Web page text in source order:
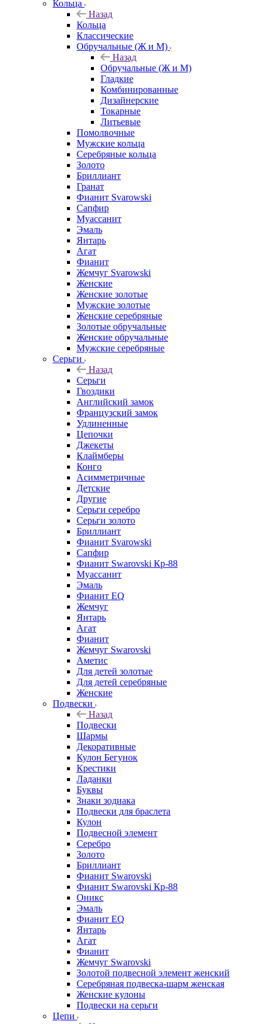
Кольца
Назад
Кольца
Классические
Обручальные (Ж и М)
Назад
Обручальные (Ж и М)
Гладкие
Комбинированные
Дизайнерские
Токарные
Литьевые
Помолвочные
Мужские кольца
Серебряные кольца
Золото
Бриллиант
Гранат
Фианит Svarowski
Сапфир
Муассанит
Эмаль
Янтарь
Агат
Фианит
Жемчуг Svarowski
Женские
Женские золотые
Мужские золотые
Женские серебряные
Золотые обручальные
Женские обручальные
Мужские серебряные
Серьги
Назад
Серьги
Гвоздики
Английский замок
Французский замок
Удлиненные
Цепочки
Джекеты
Клаймберы
Конго
Асимметричные
Детские
Другие
Серьги серебро
Серьги золото
Бриллиант
Фианит Svarowski
Сапфир
Фианит Swarovski Кр-88
Муассанит
Эмаль
Фианит EQ
Жемчуг
Янтарь
Агат
Фианит
Жемчуг Swarovski
Аметис
Для детей золотые
Для детей серебряные
Женские
Подвески
Назад
Подвески
Шармы
Декоративные
Кулон Бегунок
Крестики
Ладанки
Буквы
Знаки зодиака
Подвески для браслета
Кулон
Подвесной элемент
Серебро
Золото
Бриллиант
Фианит Swarovski
Фианит Swarovski Кр-88
Оникс
Эмаль
Фианит EQ
Янтарь
Агат
Фианит
Жемчуг Swarovski
Золотой подвесной элемент женcкий
Серебряная подвеска-шарм женская
Женские кулоны
Подвески на серьги
Цепи